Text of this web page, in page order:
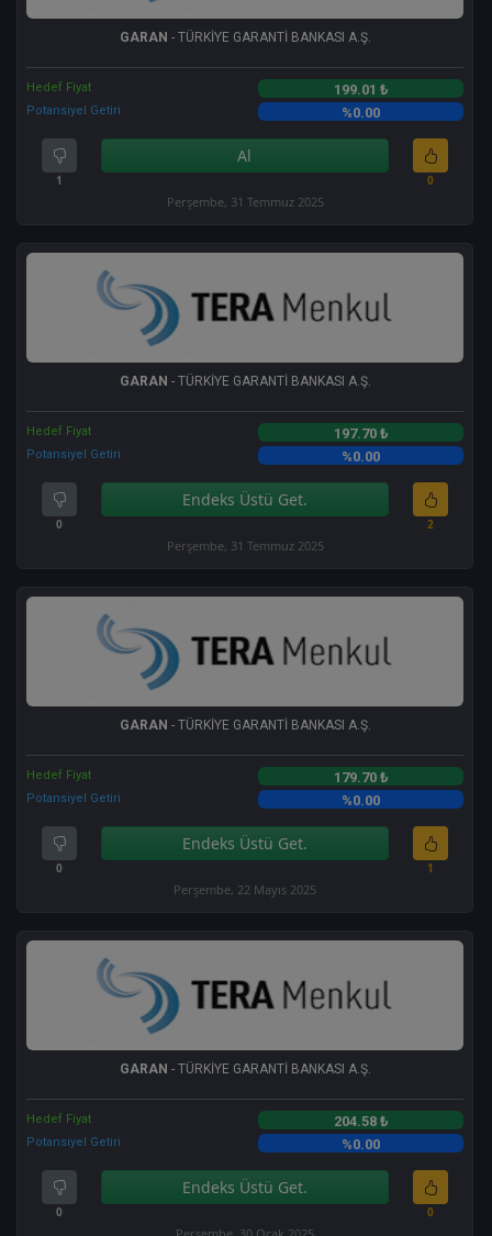
GARAN - TÜRKİYE GARANTİ BANKASI A.Ş.
Hedef Fiyat 199.01 ₺
Potansiyel Getiri %0.00
1
Al
0
Perşembe, 31 Temmuz 2025
GARAN - TÜRKİYE GARANTİ BANKASI A.Ş.
Hedef Fiyat 197.70 ₺
Potansiyel Getiri %0.00
0
Endeks Üstü Get.
2
Perşembe, 31 Temmuz 2025
GARAN - TÜRKİYE GARANTİ BANKASI A.Ş.
Hedef Fiyat 179.70 ₺
Potansiyel Getiri %0.00
0
Endeks Üstü Get.
1
Perşembe, 22 Mayıs 2025
GARAN - TÜRKİYE GARANTİ BANKASI A.Ş.
Hedef Fiyat 204.58 ₺
Potansiyel Getiri %0.00
0
Endeks Üstü Get.
0